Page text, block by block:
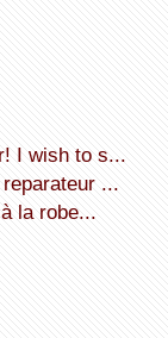
I wish to s...
reparateur ...
la robe...